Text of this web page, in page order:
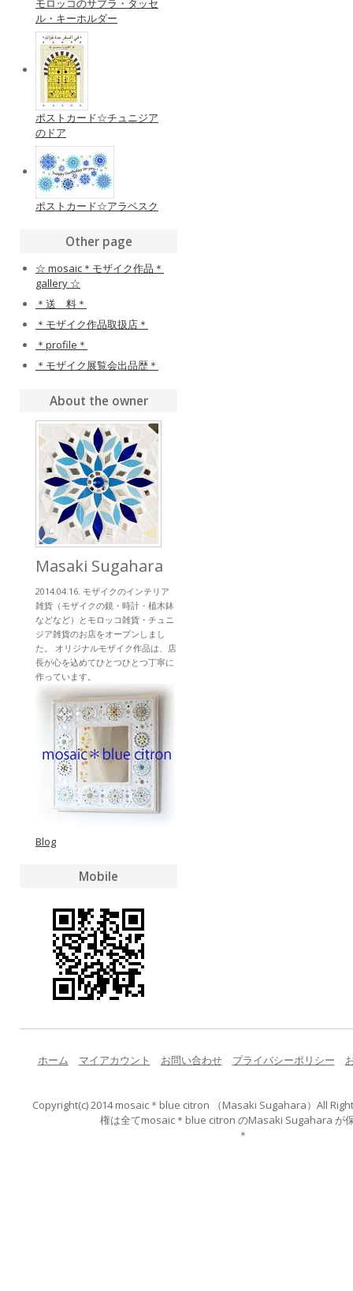
モロッコのサブラ・タッセ
ル・キーホルダー
ポストカード☆チュニジア
のドア
ポストカード☆アラベスク
Other page
☆ mosaic＊モザイク作品＊
gallery ☆
＊送 料＊
＊モザイク作品取扱店＊
＊profile＊
＊モザイク展覧会出品歴＊
About the owner
Masaki Sugahara
2014.04.16. モザイクのインテリア
雑貨（モザイクの鏡・時計・植木鉢
などなど）とモロッコ雑貨・チュニ
ジア雑貨のお店をオープンしまし
た。 オリジナルモザイク作品は、店
長が心を込めてひとつひとつ丁寧に
作っています。
Blog
Mobile
ホーム マイアカウント お問い合わせ プライバシーポリシー
Copyright(c) 2014 mosaic＊blue citron （Masaki Sugahara）All
権は全てmosaic＊blue citron のMasaki Sugahara が